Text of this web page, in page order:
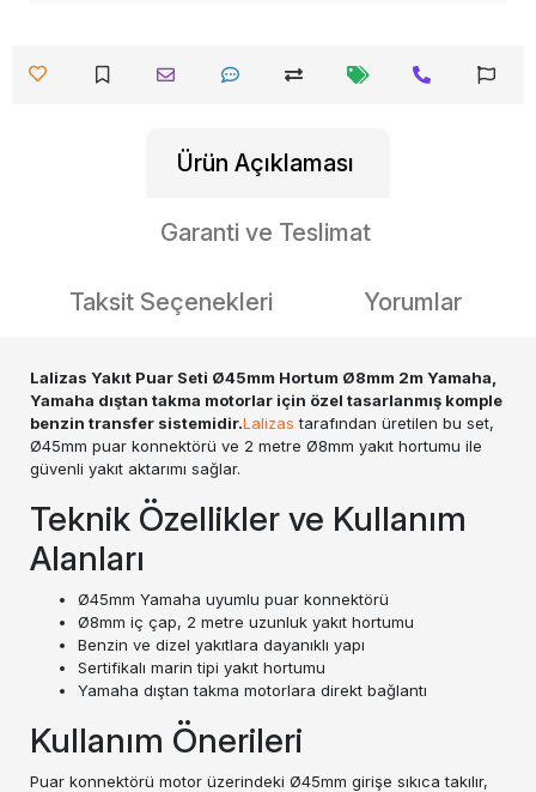
Ürün Açıklaması
Garanti ve Teslimat
Taksit Seçenekleri Yorumlar
Lalizas Yakıt Puar Seti Ø45mm Hortum Ø8mm 2m Yamaha,
Yamaha dıştan takma motorlar için özel tasarlanmış komple
benzin transfer sistemidir.Lalizas tarafından üretilen bu set,
Ø45mm puar konnektörü ve 2 metre Ø8mm yakıt hortumu ile
güvenli yakıt aktarımı sağlar.
Teknik Özellikler ve Kullanım
Alanları
Ø45mm Yamaha uyumlu puar konnektörü
Ø8mm iç çap, 2 metre uzunluk yakıt hortumu
Benzin ve dizel yakıtlara dayanıklı yapı
Sertifikalı marin tipi yakıt hortumu
Yamaha dıştan takma motorlara direkt bağlantı
Kullanım Önerileri
Puar konnektörü motor üzerindeki Ø45mm girişe sıkıca takılır,